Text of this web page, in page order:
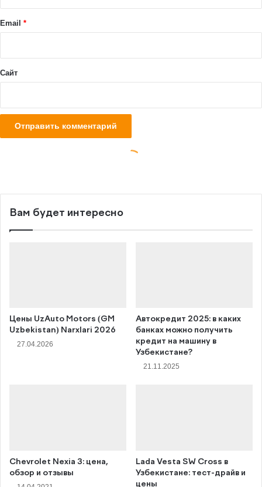
Вам будет интересно
Цены UzAuto Motors (GM
Uzbekistan) Narxlari 2026
27.04.2026
Автокредит 2025: в каких
банках можно получить
кредит на машину в
Узбекистане?
21.11.2025
Chevrolet Nexia 3: цена,
обзор и отзывы
Lada Vesta SW Cross в
Узбекистане: тест-драйв и
цены